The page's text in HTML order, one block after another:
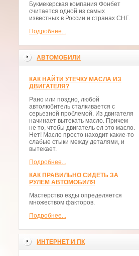
Букмекерская компания Фонбет
считается одной из самых
известных в России и странах СНГ.
Подробнее...
АВТОМОБИЛИ
КАК НАЙТИ УТЕЧКУ МАСЛА ИЗ
ДВИГАТЕЛЯ?
Рано или поздно, любой
автолюбитель сталкивается с
серьезной проблемой. Из двигателя
начинает вытекать масло. Причем
не то, чтобы двигатель ел это масло.
Нет! Масло просто находит какие-то
слабые стыки между деталями, и
вытекает.
Подробнее...
КАК ПРАВИЛЬНО СИДЕТЬ ЗА
РУЛЕМ АВТОМОБИЛЯ
Мастерство езды определяется
множеством факторов.
Подробнее...
ИНТЕРНЕТ И ПК